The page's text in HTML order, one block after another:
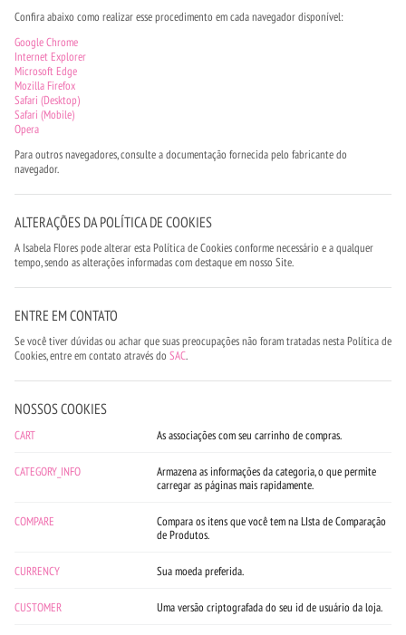
Confira abaixo como realizar esse procedimento em cada navegador disponível:
Google Chrome
Internet Explorer
Microsoft Edge
Mozilla Firefox
Safari (Desktop)
Safari (Mobile)
Opera
Para outros navegadores, consulte a documentação fornecida pelo fabricante do
navegador.
ALTERAÇÕES DA POLÍTICA DE COOKIES
A Isabela Flores pode alterar esta Política de Cookies conforme necessário e a qualquer
tempo, sendo as alterações informadas com destaque em nosso Site.
ENTRE EM CONTATO
Se você tiver dúvidas ou achar que suas preocupações não foram tratadas nesta Política de
Cookies, entre em contato através do SAC.
NOSSOS COOKIES
CART As associações com seu carrinho de compras.
CATEGORY_INFO
Armazena as informações da categoria, o que permite
carregar as páginas mais rapidamente.
COMPARE
Compara os itens que você tem na LIsta de Comparação
de Produtos.
CURRENCY Sua moeda preferida.
CUSTOMER Uma versão criptografada do seu id de usuário da loja.